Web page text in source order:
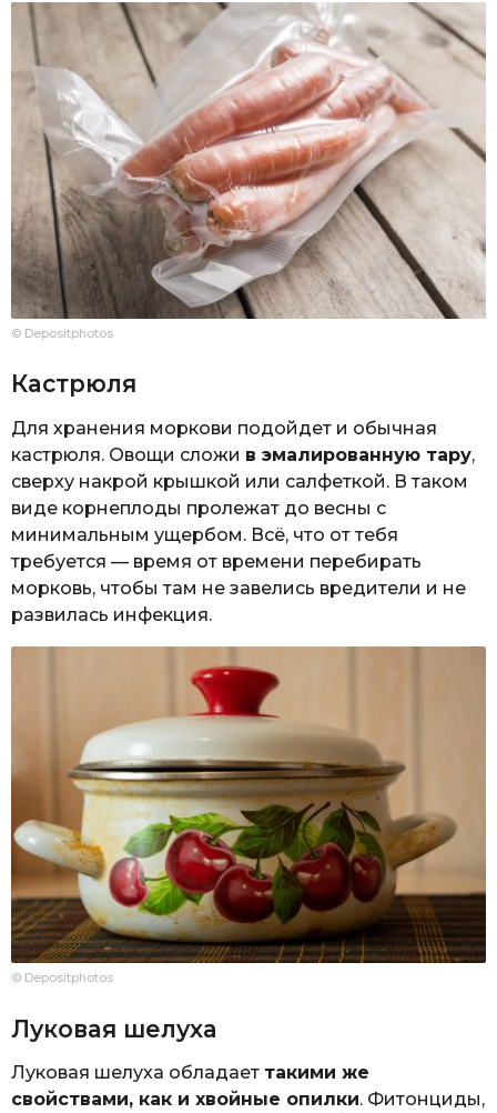
© Depositphotos
Кастрюля
Для хранения моркови подойдет и обычная
кастрюля. Овощи сложи в эмалированную тару,
сверху накрой крышкой или салфеткой. В таком
виде корнеплоды пролежат до весны с
минимальным ущербом. Всё, что от тебя
требуется — время от времени перебирать
морковь, чтобы там не завелись вредители и не
развилась инфекция.
© Depositphotos
Луковая шелуха
Луковая шелуха обладает такими же
свойствами, как и хвойные опилки. Фитонциды,